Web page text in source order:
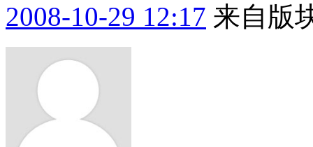
2008-10-29 12:17 来自版